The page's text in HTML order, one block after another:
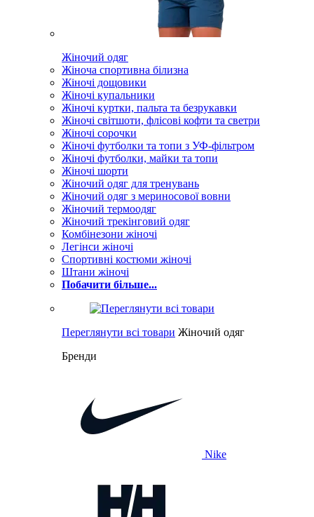
Жіночий одяг
Жіноча спортивна білизна
Жіночі дощовики
Жіночі купальники
Жіночі куртки, пальта та безрукавки
Жіночі світшоти, флісові кофти та светри
Жіночі сорочки
Жіночі футболки та топи з УФ-фільтром
Жіночі футболки, майки та топи
Жіночі шорти
Жіночий одяг для тренувань
Жіночий одяг з мериносової вовни
Жіночий термоодяг
Жіночий трекінговий одяг
Комбінезони жіночі
Легінси жіночі
Спортивні костюми жіночі
Штани жіночі
Побачити більше...
Переглянути всі товари Жіночий одяг
Бренди
Nike